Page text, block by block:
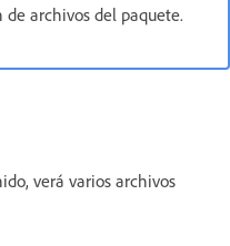
archivos del paquete.
verá varios archivos